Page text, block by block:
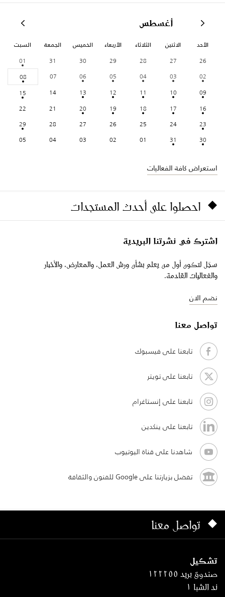
أغسطس
الأحد الاثنين الثلاثاء الأربعاء الخميس الجمعة السبت
26
27
28
29
30
31
01
02
03
04
05
06
07
08
09
10
11
12
13
14
15
16
17
18
19
20
21
22
23
24
25
26
27
28
29
30
31
01
02
03
04
05
استعراض كافة الفعاليات
احصلوا على أحدث المستجدات
اشترك في نشرتنا البريدية
سجّل لتكون أول من يعلم بشأن ورش العمل، والمعارض، والأخبار
والفعاليات القادمة.
نضم الان
تواصل معنا
تابعنا على فيسبوك
تابعنا على تويتر
تابعنا على إنستاغرام
تابعنا على ينكدين
شاهدنا على قناة اليوتيوب
تفضل بزيارتنا على Google للفنون والثقافة
تواصل معنا
تشكيل
صندوق بريد ١٢٢٢٥٥
ند الشبا ١